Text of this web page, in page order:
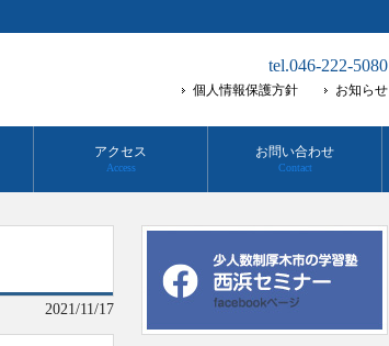
tel.046-222-5080
個人情報保護方針 お知らせ
アクセス
Access
お問い合わせ
Contact
2021/11/17